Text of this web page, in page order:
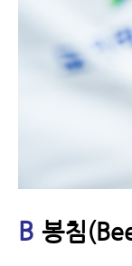
B 봉침